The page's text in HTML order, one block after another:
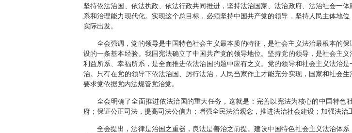
坚持依法治国、依法执政、依法行政共同推进，坚持法治国家、法治政府、法治社会一
系和治理能力现代化。实现这个总目标，必须坚持中国共产党的领导，坚持人民主体地
实际出发。
全会强调，党的领导是中国特色社会主义最本质的特征，是社会主义法治最根本的
设的一条基本经验。我国宪法确立了中国共产党的领导地位。坚持党的领导，是社会主
利益所系、幸福所系，是全面推进依法治国的题中应有之义。党的领导和社会主义法治
治。只有在党的领导下依法治国、厉行法治，人民当家作主才能充分实现，国家和社会
要求党依据党内法规管党治党。
全会明确了全面推进依法治国的重大任务，这就是：完善以宪法为核心的中国特
府；保证公正司法，提高司法公信力；增强全民法治观念，推进法治社会建设；加强法治
全会提出，法律是治国之重器，良法是善治之前提。建设中国特色社会主义法治体